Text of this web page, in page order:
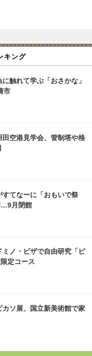
キング
に触れて学ぶ「おさかな」
市
田空港見学会、管制塔や格
すてなーに「おもいで祭
…9月閉館
ミノ・ピザで自由研究「ピ
定コース
カソ展、国立新美術館で家